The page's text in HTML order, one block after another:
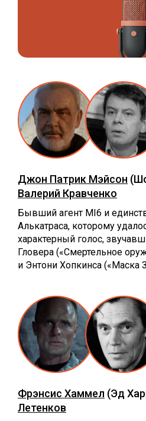
Джон Патрик Мэйсон
Валерий Кравченко
Бывший агент MI6 и
Алькатраса, которому
характерный голос,
Гловера («Смертельное
и Энтони Хопкинса («Маска
Фрэнсис Хаммел (Эд
Летенков